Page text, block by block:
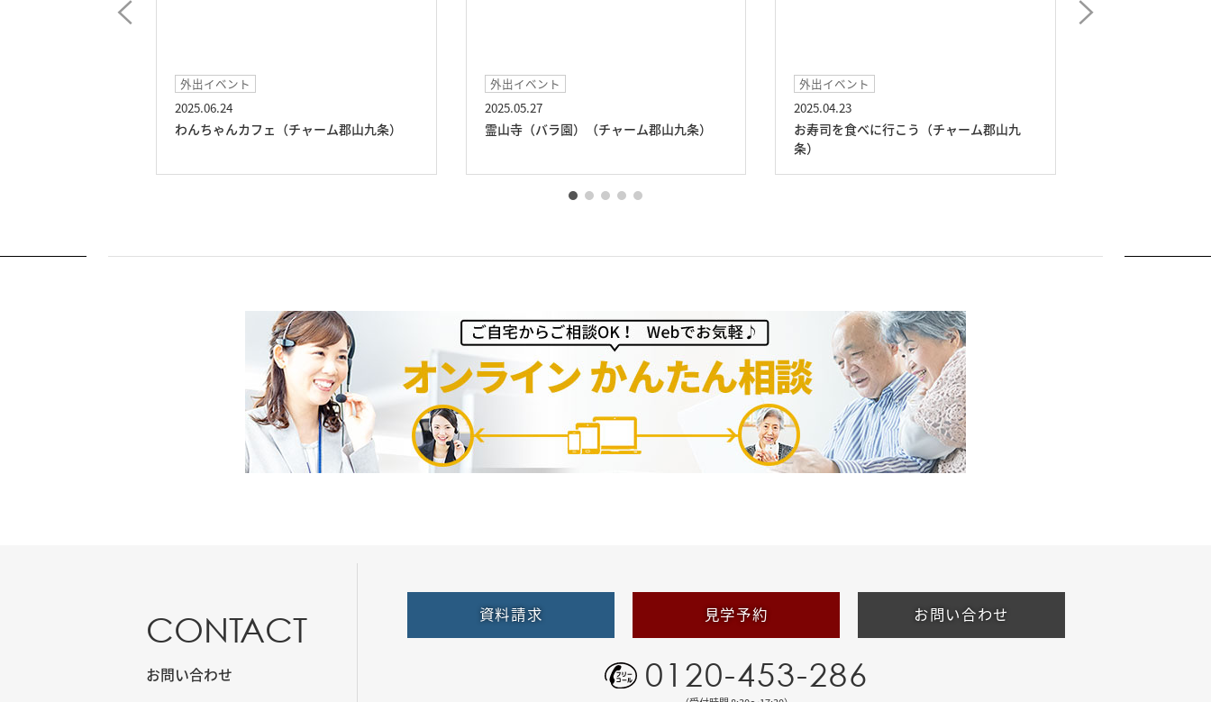
外出イベント
2025.06.24
わんちゃんカフェ（チャーム郡山九条）
外出イベント
2025.05.27
霊山寺（バラ園）（チャーム郡山九条）
外出イベント
2025.04.23
お寿司を食べに行こう（チャーム郡山九
条）
CONTACT
お問い合わせ
資料請求 見学予約 お問い合わせ
0120-453-286